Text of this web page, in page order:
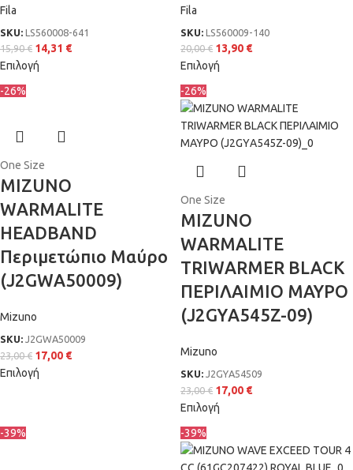
Fila
SKU: LS560008-641
15,90€ 14,31 €
Επιλογή
Fila
SKU: LS560009-140
20,00€ 13,90 €
Επιλογή
-26%
One Size
MIZUNO
WARMALITE
HEADBAND
Περιμετώπιο Μαύρο
(J2GWA50009)
Mizuno
SKU: J2GWA50009
23,00€ 17,00 €
Επιλογή
-26%
One Size
MIZUNO
WARMALITE
TRIWARMER BLACK
ΠΕΡΙΛΑΙΜΙΟ ΜΑΥΡΟ
(J2GYΑ545Z-09)
Mizuno
SKU: J2GYΑ54509
23,00€ 17,00 €
Επιλογή
-39%
-39%